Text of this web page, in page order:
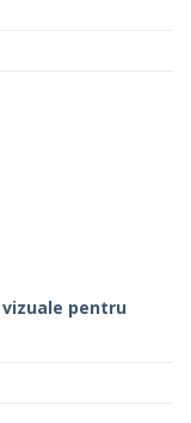
pentru